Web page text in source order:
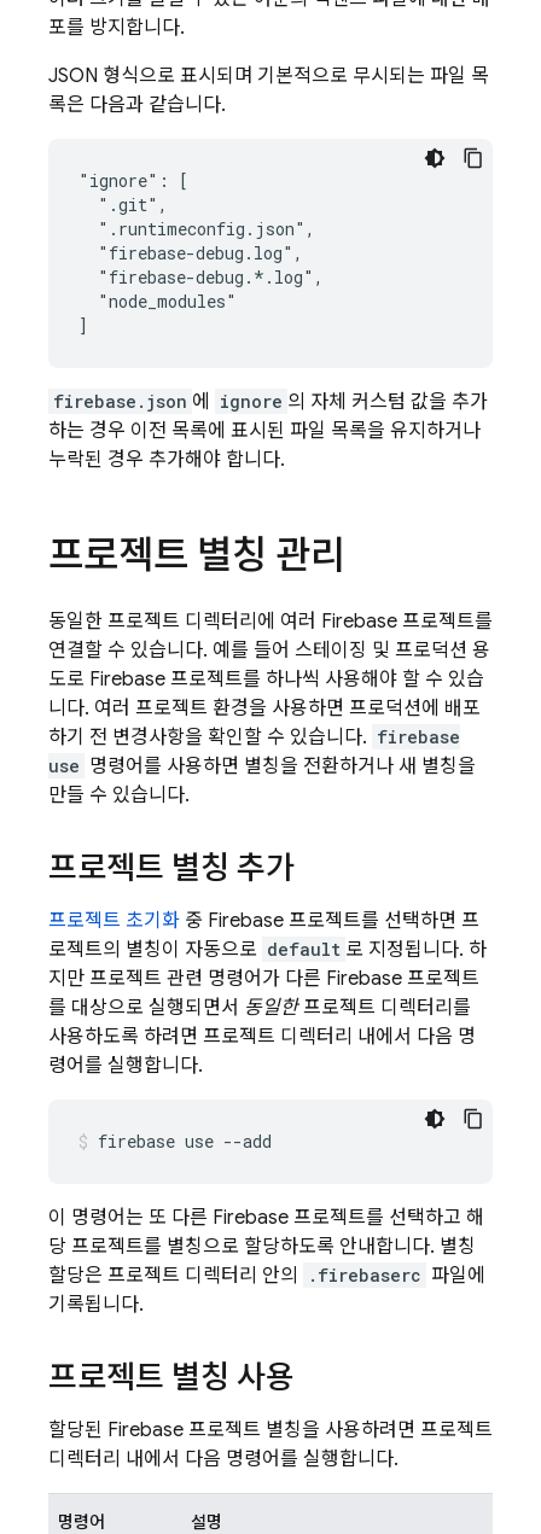
포를 방지합니다.
JSON 형식으로 표시되며 기본적으로 무시되는 파일 목
록은 다음과 같습니다.
"ignore": [
  ".git",
  ".runtimeconfig.json",
  "firebase-debug.log",
  "firebase-debug.*.log",
  "node_modules"
firebase.json 에 ignore 의 자체 커스텀 값을 추가
하는 경우 이전 목록에 표시된 파일 목록을 유지하거나
누락된 경우 추가해야 합니다.
프로젝트 별칭 관리
동일한 프로젝트 디렉터리에 여러 Firebase 프로젝트를
연결할 수 있습니다. 예를 들어 스테이징 및 프로덕션 용
도로 Firebase 프로젝트를 하나씩 사용해야 할 수 있습
니다. 여러 프로젝트 환경을 사용하면 프로덕션에 배포
하기 전 변경사항을 확인할 수 있습니다. firebase
use 명령어를 사용하면 별칭을 전환하거나 새 별칭을
만들 수 있습니다.
프로젝트 별칭 추가
프로젝트 초기화 중 Firebase 프로젝트를 선택하면 프
로젝트의 별칭이 자동으로 default 로 지정됩니다. 하
지만 프로젝트 관련 명령어가 다른 Firebase 프로젝트
를 대상으로 실행되면서 동일한프로젝트 디렉터리를
사용하도록 하려면 프로젝트 디렉터리 내에서 다음 명
령어를 실행합니다.
firebase use --add
이 명령어는 또 다른 Firebase 프로젝트를 선택하고 해
당 프로젝트를 별칭으로 할당하도록 안내합니다. 별칭
할당은 프로젝트 디렉터리 안의
.firebaserc 파일에
기록됩니다.
프로젝트 별칭 사용
할당된 Firebase 프로젝트 별칭을 사용하려면 프로젝트
디렉터리 내에서 다음 명령어를 실행합니다.
명령어 설명